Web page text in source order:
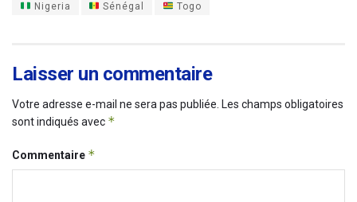
Nigeria Sénégal Togo
Laisser un commentaire
Votre adresse e-mail ne sera pas publiée. Les champs obligatoires
sont indiqués avec *
Commentaire *